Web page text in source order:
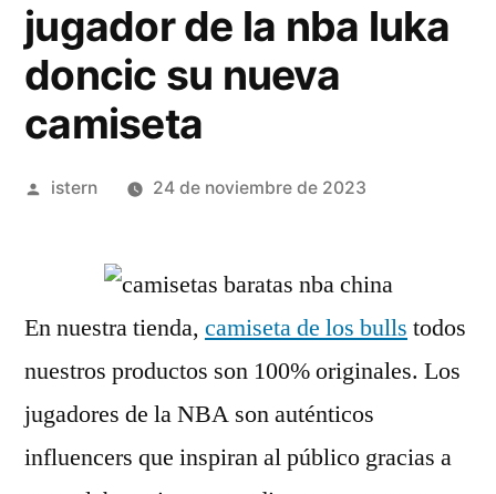
jugador de la nba luka
doncic su nueva
camiseta
Publicado
istern 24 de noviembre de 2023
En nuestra tienda, camiseta de los bulls todos
nuestros productos son 100% originales. Los
jugadores de la NBA son auténticos
influencers que inspiran al público gracias a